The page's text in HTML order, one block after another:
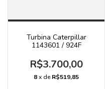
Turbina Caterpillar
1143601 / 924F
R$3.700,00
8x deR$519,85